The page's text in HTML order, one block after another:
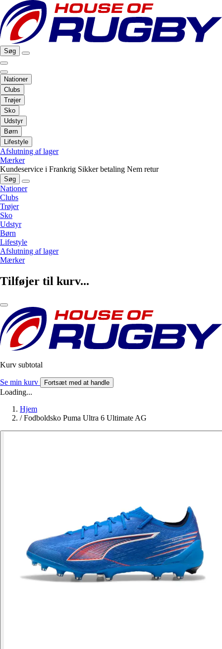
Søg
Nationer
Clubs
Trøjer
Sko
Udstyr
Børn
Lifestyle
Afslutning af lager
Mærker
Kundeservice i Frankrig Sikker betaling Nem retur
Søg
Nationer
Clubs
Trøjer
Sko
Udstyr
Børn
Lifestyle
Afslutning af lager
Mærker
Tilføjer til kurv...
Kurv subtotal
Se min kurv Fortsæt med at handle
Loading...
Hjem
/ Fodboldsko Puma Ultra 6 Ultimate AG